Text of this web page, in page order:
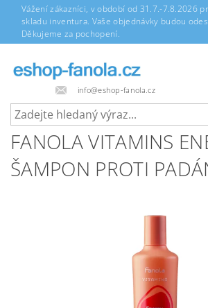
Vážení zákazníci, v období od 31.7.-7.8.2026
skladu inventura. Vaše objednávky budou
Děkujeme za pochopení.
info@eshop-fanola.cz
FANOLA VITAMINS
ŠAMPON PROTI